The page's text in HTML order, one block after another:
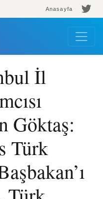
Anasayfa
İl
Göktaş:
Türk